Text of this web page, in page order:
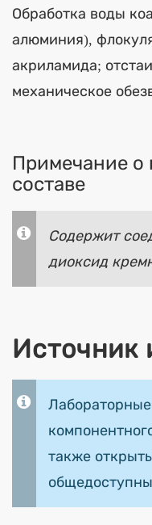
Обработка воды
алюминия),
акриламида;
механическое
Примечание о
составе
Содержит
диоксид
Источник
также